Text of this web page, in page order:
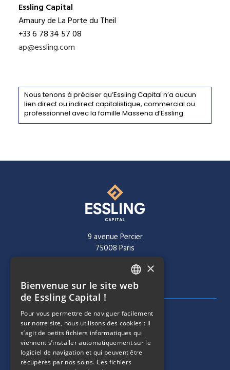
Essling Capital
Amaury de La Porte du Theil
+33 6 78 34 57 08
ap@essling.com
Nous tenons à préciser qu’Essling Capital n’a aucun
lien direct ou indirect capitalistique, commercial ou
professionnel avec la famille Massena d’Essling.
9 avenue Percier
75008 Paris
+ 33 1 40 60 22 30
MENU DE NAVIGATION
SOCIÉTÉ
ÉQUIPE
FRENCH
×
Bienvenue sur le site web
de Essling Capital !
Pour vous permettre de naviguer facilement
sur notre site, nous utilisons des cookies : il
s’agit de petits fichiers informatiques qui
viennent s’installer automatiquement sur le
logiciel de navigation et qui peuvent être
récupérés par nos soins. Ces fichiers